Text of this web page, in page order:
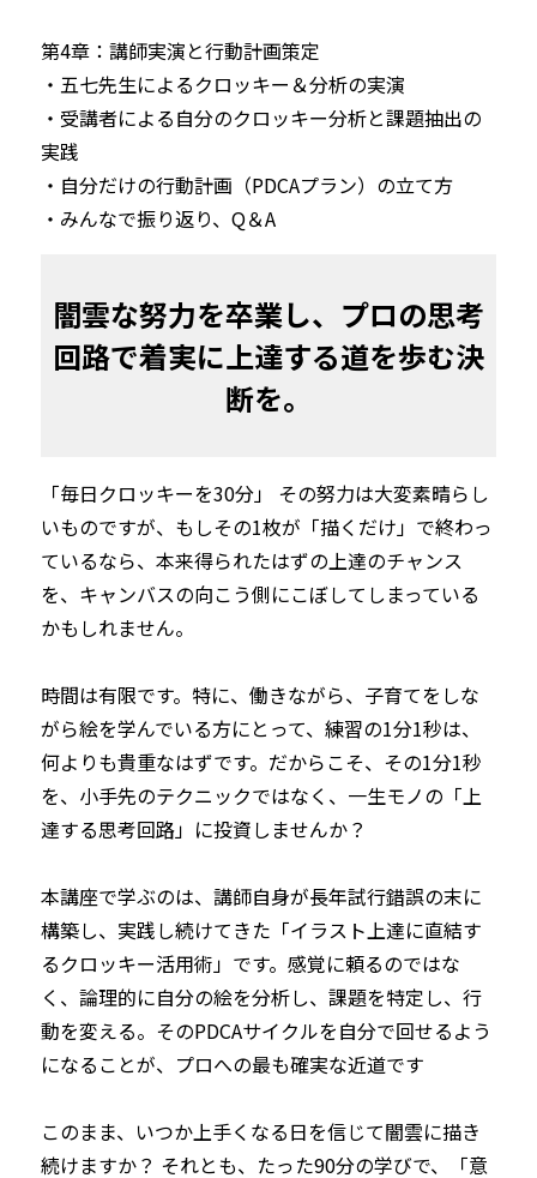
第4章：講師実演と行動計画策定
・五七先生によるクロッキー＆分析の実演
・受講者による自分のクロッキー分析と課題抽出の
実践
・自分だけの行動計画（PDCAプラン）の立て方
・みんなで振り返り、Q＆A
闇雲な努力を卒業し、プロの思考
回路で着実に上達する道を歩む決
断を。
「毎日クロッキーを30分」 その努力は大変素晴らし
いものですが、もしその1枚が「描くだけ」で終わっ
ているなら、本来得られたはずの上達のチャンス
を、キャンバスの向こう側にこぼしてしまっている
かもしれません。
時間は有限です。特に、働きながら、子育てをしな
がら絵を学んでいる方にとって、練習の1分1秒は、
何よりも貴重なはずです。だからこそ、その1分1秒
を、小手先のテクニックではなく、一生モノの「上
達する思考回路」に投資しませんか？
本講座で学ぶのは、講師自身が長年試行錯誤の末に
構築し、実践し続けてきた「イラスト上達に直結す
るクロッキー活用術」です。感覚に頼るのではな
く、論理的に自分の絵を分析し、課題を特定し、行
動を変える。そのPDCAサイクルを自分で回せるよう
になることが、プロへの最も確実な近道です
このまま、いつか上手くなる日を信じて闇雲に描き
続けますか？ それとも、たった90分の学びで、「意